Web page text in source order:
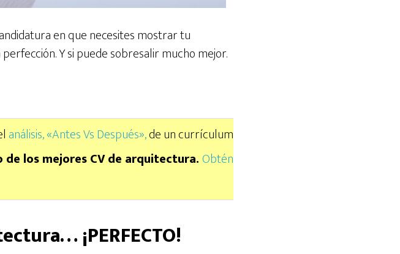
en que necesites mostrar tu
Y si puede sobresalir mucho mejor.
análisis, «Antes Vs Después»,de un currículum
de los mejores CV de arquitectura.Obtén
¡PERFECTO!